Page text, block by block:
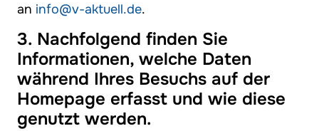
an info@v-aktuell.de.
3. Nachfolgend finden Sie
Informationen, welche Daten
während Ihres Besuchs auf der
Homepage erfasst und wie diese
genutzt werden.